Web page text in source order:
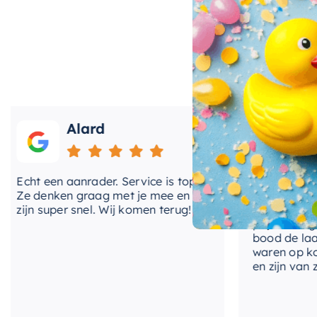
Eenvoudige installatie
is eenvoudig te installeren, waardoor
je badkamer geeft. Het unieke design maakt deze
Geef je badkamer een frisse, nieuwe look met deze
en de unieke kleur maken het een ideaal stuk voor
Alard
een aanrader. Service is top!
denken graag met je mee en
super snel. Wij komen terug!
Roos
Onlangs heb ik
kranen van
BadenVloer. Ik
prijzen
bood de
waren op korte
en zijn van